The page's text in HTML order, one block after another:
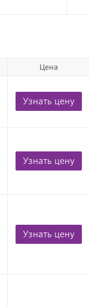
Цена
Узнать цену
Узнать цену
Узнать цену